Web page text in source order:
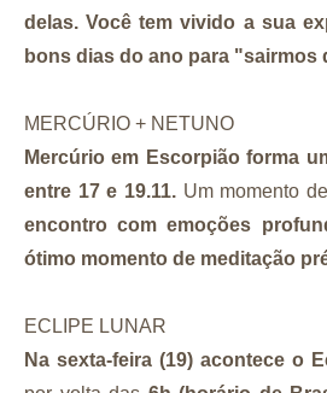
delas. Você tem vivido a sua
bons dias do ano para "sairmos
MERCÚRIO + NETUNO
Mercúrio em Escorpião forma
entre 17 e 19.11.Um momento de
encontro com emoções
ótimo momento de meditação
ECLIPE LUNAR
Na sexta-feira (19) acontece o